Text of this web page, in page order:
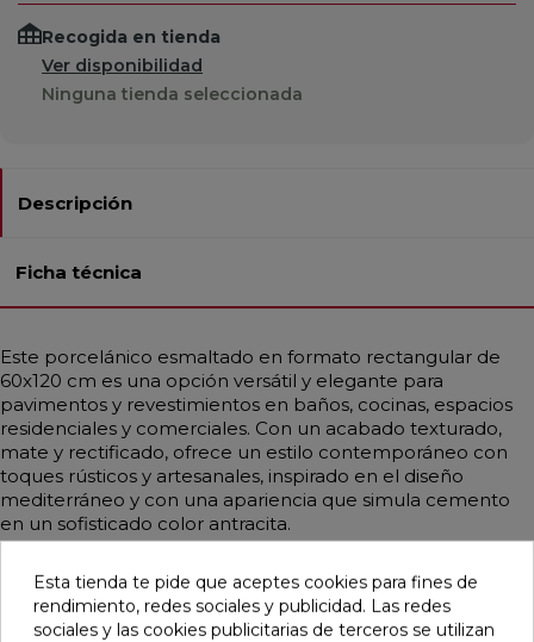
Recogida en tienda
Ver disponibilidad
Ninguna tienda seleccionada
Descripción
Ficha técnica
Este porcelánico esmaltado en formato rectangular de
60x120 cm es una opción versátil y elegante para
pavimentos y revestimientos en baños, cocinas, espacios
residenciales y comerciales. Con un acabado texturado,
mate y rectificado, ofrece un estilo contemporáneo con
toques rústicos y artesanales, inspirado en el diseño
mediterráneo y con una apariencia que simula cemento
en un sofisticado color antracita.
Esta tienda te pide que aceptes cookies para fines de
rendimiento, redes sociales y publicidad. Las redes
sociales y las cookies publicitarias de terceros se utilizan